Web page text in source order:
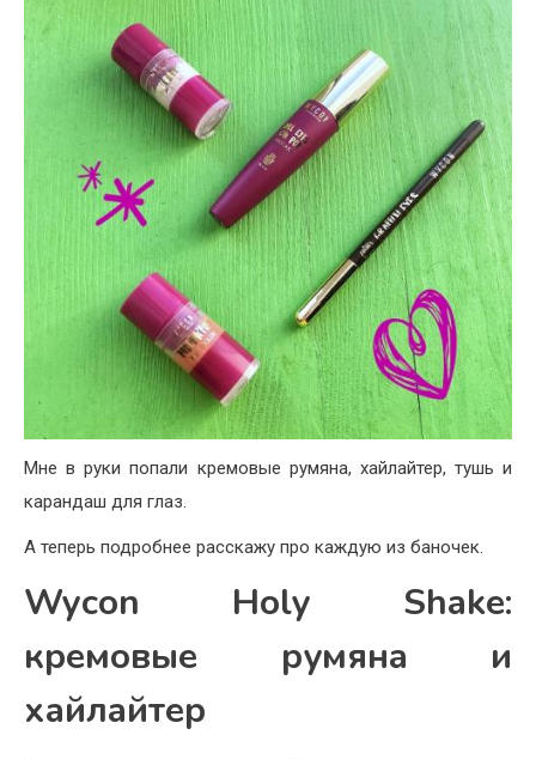
Мне в руки попали кремовые румяна, хайлайтер, тушь и
карандаш для глаз.
А теперь подробнее расскажу про каждую из баночек.
Wycon Holy Shake:
кремовые румяна и
хайлайтер